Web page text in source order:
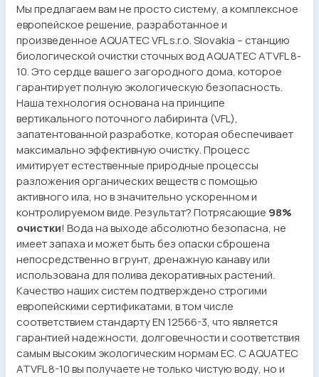
Мы предлагаем вам не просто систему, а комплексное
европейское решение, разработанное и
произведенное AQUATEC VFL s.r.o. Slovakia – станцию
биологической очистки сточных вод AQUATEC ATVFL 8-
10. Это сердце вашего загородного дома, которое
гарантирует полную экологическую безопасность.
Наша технология основана на принципе
вертикального поточного лабиринта (VFL),
запатентованной разработке, которая обеспечивает
максимально эффективную очистку. Процесс
имитирует естественные природные процессы
разложения органических веществ с помощью
активного ила, но в значительно ускоренном и
контролируемом виде. Результат? Потрясающие 98%
очистки! Вода на выходе абсолютно безопасна, не
имеет запаха и может быть без опаски сброшена
непосредственно в грунт, дренажную канаву или
использована для полива декоративных растений.
Качество наших систем подтверждено строгими
европейскими сертификатами, в том числе
соответствием стандарту EN 12566-3, что является
гарантией надежности, долговечности и соответствия
самым высоким экологическим нормам ЕС. С AQUATEC
ATVFL 8-10 вы получаете не только чистую воду, но и